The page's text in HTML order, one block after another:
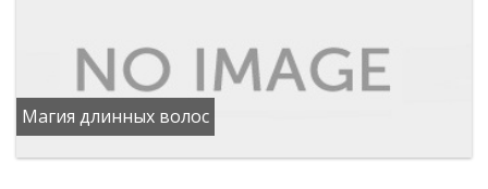
Магия длинных волос